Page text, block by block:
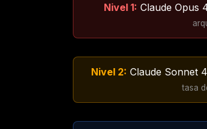
Nivel 1: Claude Opus
Nivel 2: Claude Sonnet
tasa